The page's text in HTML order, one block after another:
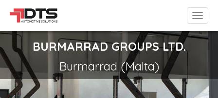
BURMARRAD GROUPS LTD.
Burmarrad (Malta)